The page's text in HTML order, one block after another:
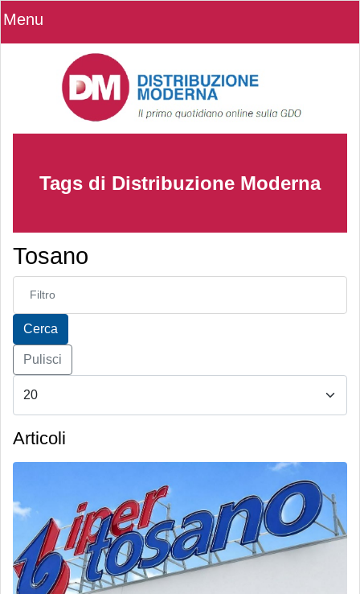
Menu
Tags di Distribuzione Moderna
Tosano
Inserisci parte del titolo
Cerca
Pulisci
Articoli